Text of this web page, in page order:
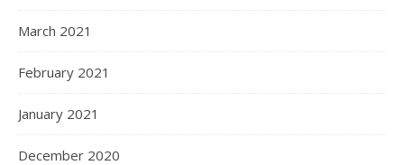
March 2021
February 2021
January 2021
December 2020